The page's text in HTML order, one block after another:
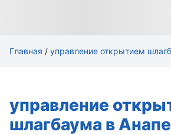
Главная / управление открытием
управление
шлагбаума в Анапе